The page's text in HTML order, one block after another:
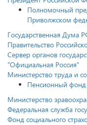
Полномочный
Приволжском
Государственная Дума
Правительство
Сервер органов
"Официальная Россия"
Министерство труда и
Пенсионный фонд
Министерство
Федеральная служба
Фонд социального